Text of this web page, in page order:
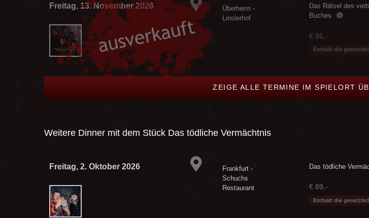
Freitag, 13. November 2026
Überherrn -
Linslerhof
Das Rätsel des
Buches
€ 95,-
Enthält die
ZEIGE ALLE TERMINE IM SPIELORT
Weitere Dinner mit dem Stück Das tödliche Vermächtnis
Freitag, 2. Oktober 2026
Frankfurt -
Schuchs
Restaurant
Das tödliche
€ 89,-
Enthält die